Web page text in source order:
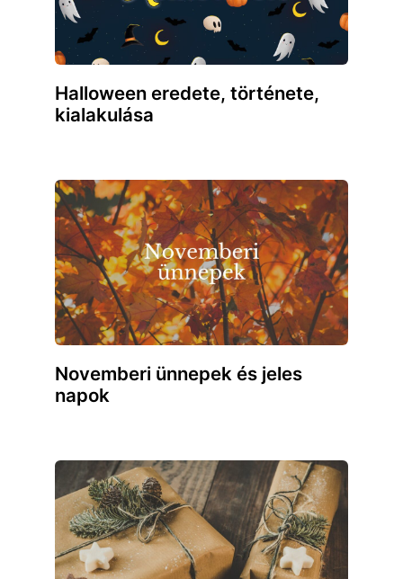
Halloween eredete, története,
kialakulása
Novemberi ünnepek és jeles
napok